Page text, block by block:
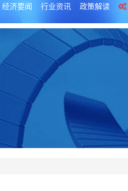
经济要闻 行业资讯 政策解读